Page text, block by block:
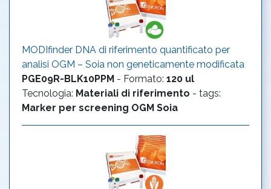
MODIfinder DNA di riferimento quantificato per
analisi OGM – Soia non geneticamente modificata
PGE09R-BLK10PPM - Formato: 120 ul
Tecnologia: Materiali di riferimento - tags:
Marker per screening OGM Soia